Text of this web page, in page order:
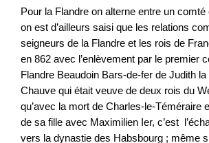
Pour la Flandre on alterne entre un
on est d’ailleurs saisi que les relations
seigneurs de la Flandre et les rois de
en 862 avec l’enlèvement par le premier
Flandre Beaudoin Bars-de-fer de Judith
Chauve qui était veuve de deux rois du
qu’avec la mort de Charles-le-Téméraire
de sa fille avec Maximilien Ier, c’est
vers la dynastie des Habsbourg ; même